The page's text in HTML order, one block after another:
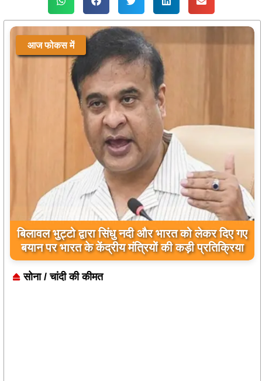
आज फोकस में
बिलावल भुट्टो द्वारा सिंधु नदी और भारत को लेकर दिए गए
बयान पर भारत के केंद्रीय मंत्रियों की कड़ी प्रतिक्रिया
सोना / चांदी की कीमत